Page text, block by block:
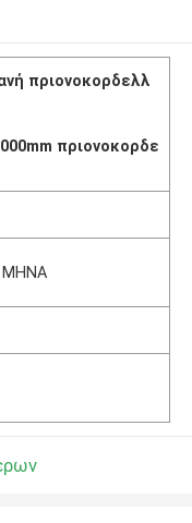
πριονοκορδελλ
πριονοκορδε
ΜΗΝΑ